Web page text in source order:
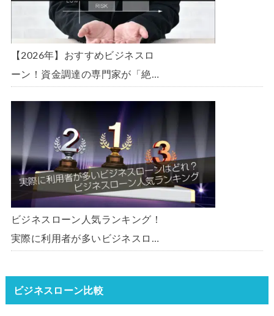
【2026年】おすすめビジネスロ
ーン！資金調達の専門家が「絶
ーン・事業者ローン・商工ローン
ランキング
ビジネスローン人気ランキング！
実際に利用者が多いビジネスロー
ータ】【2026年版】
ビジネスローン比較